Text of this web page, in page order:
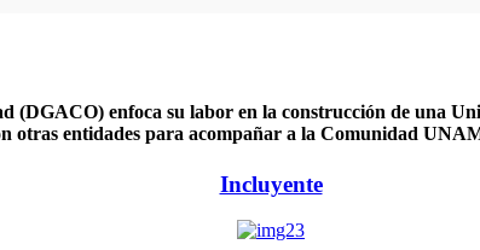
(DGACO) enfoca su labor en la construcción de una
otras entidades para acompañar a la Comunidad
Incluyente